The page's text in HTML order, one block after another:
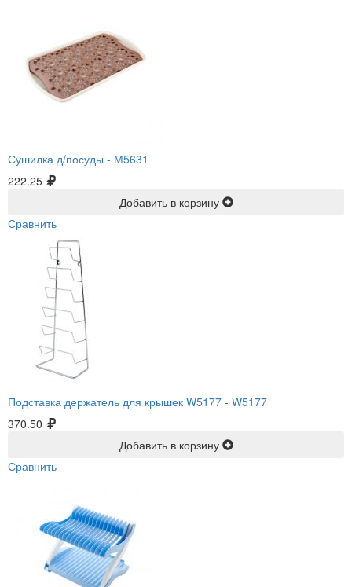
Сушилка д/посуды - М5631
222.25
Добавить в корзину
Сравнить
Подставка держатель для крышек W5177 - W5177
370.50
Добавить в корзину
Сравнить